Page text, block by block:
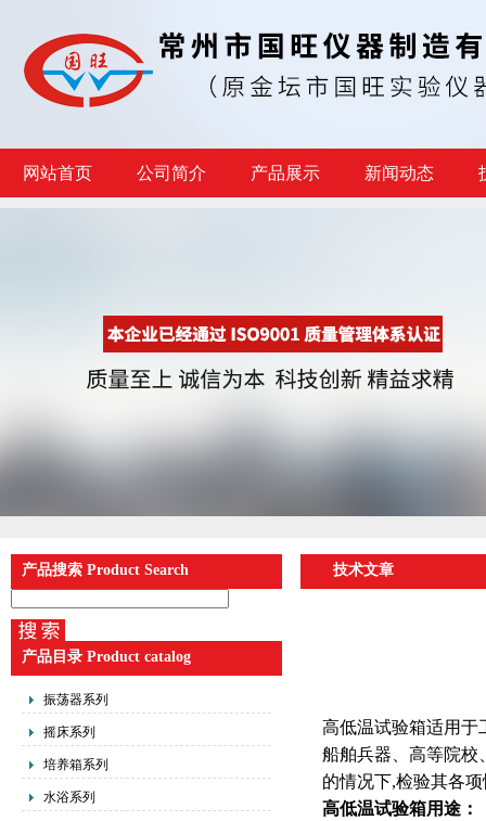
网站首页 公司简介 产品展示 新闻动态
产品搜索 Product Search
产品目录 Product catalog
振荡器系列
摇床系列
培养箱系列
水浴系列
技术文章
高低温试验箱适用于
船舶兵器、高等院校
的情况下,检验其各
高低温试验箱用途：